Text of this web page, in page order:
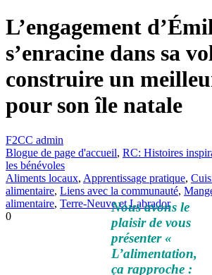
L’engagement
s’enracine dans sa
construire un
pour son île natale
F2CC admin
Blogue de page d'accueil, RC: Histoires
les bénévoles
Aliments locaux, Apprentissage pratique,
alimentaire, Liens avec la communauté,
alimentaire, Terre-Neuve et Labrador
0
Nous avons le
plaisir de vous
présenter «
L’alimentation,
ça rapproche :